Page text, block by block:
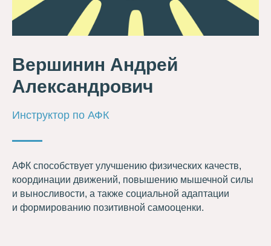
Вершинин Андрей
Александрович
Инструктор по АФК
АФК способствует улучшению физических качеств,
координации движений, повышению мышечной силы
и выносливости, а также социальной адаптации
и формированию позитивной самооценки.